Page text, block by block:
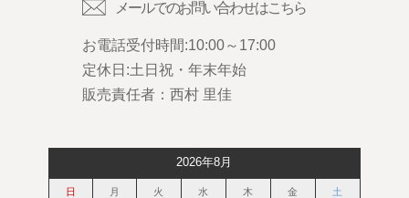
メールでのお問い合わせはこちら
お電話受付時間:10:00～17:00
定休日:土日祝・年末年始
販売責任者：西村 里佳
2026年8月
日 月 火 水 木 金 土